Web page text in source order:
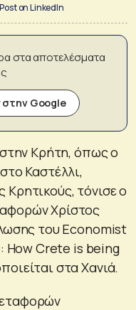
Post on LinkedIn
στα αποτελέσματα
Google
Κρήτη, όπως ο
Καστέλλι,
τόνισε ο
Χρίστος
του Economist
How Crete is being
στα Χανιά.